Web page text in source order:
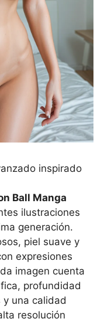
inspirado
Ball Manga
ilustraciones
generación.
piel suave y
expresiones
imagen cuenta
profundidad
una calidad
resolución